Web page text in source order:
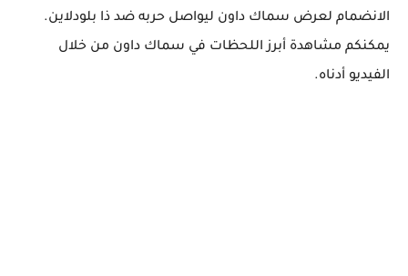
الانضمام لعرض سماك داون ليواصل حربه ضد ذا بلودلاين.
يمكنكم مشاهدة أبرز اللحظات في سماك داون من خلال
الفيديو أدناه.